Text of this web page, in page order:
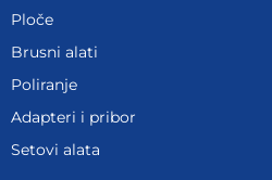
Ploče
Brusni alati
Poliranje
Adapteri i pribor
Setovi alata